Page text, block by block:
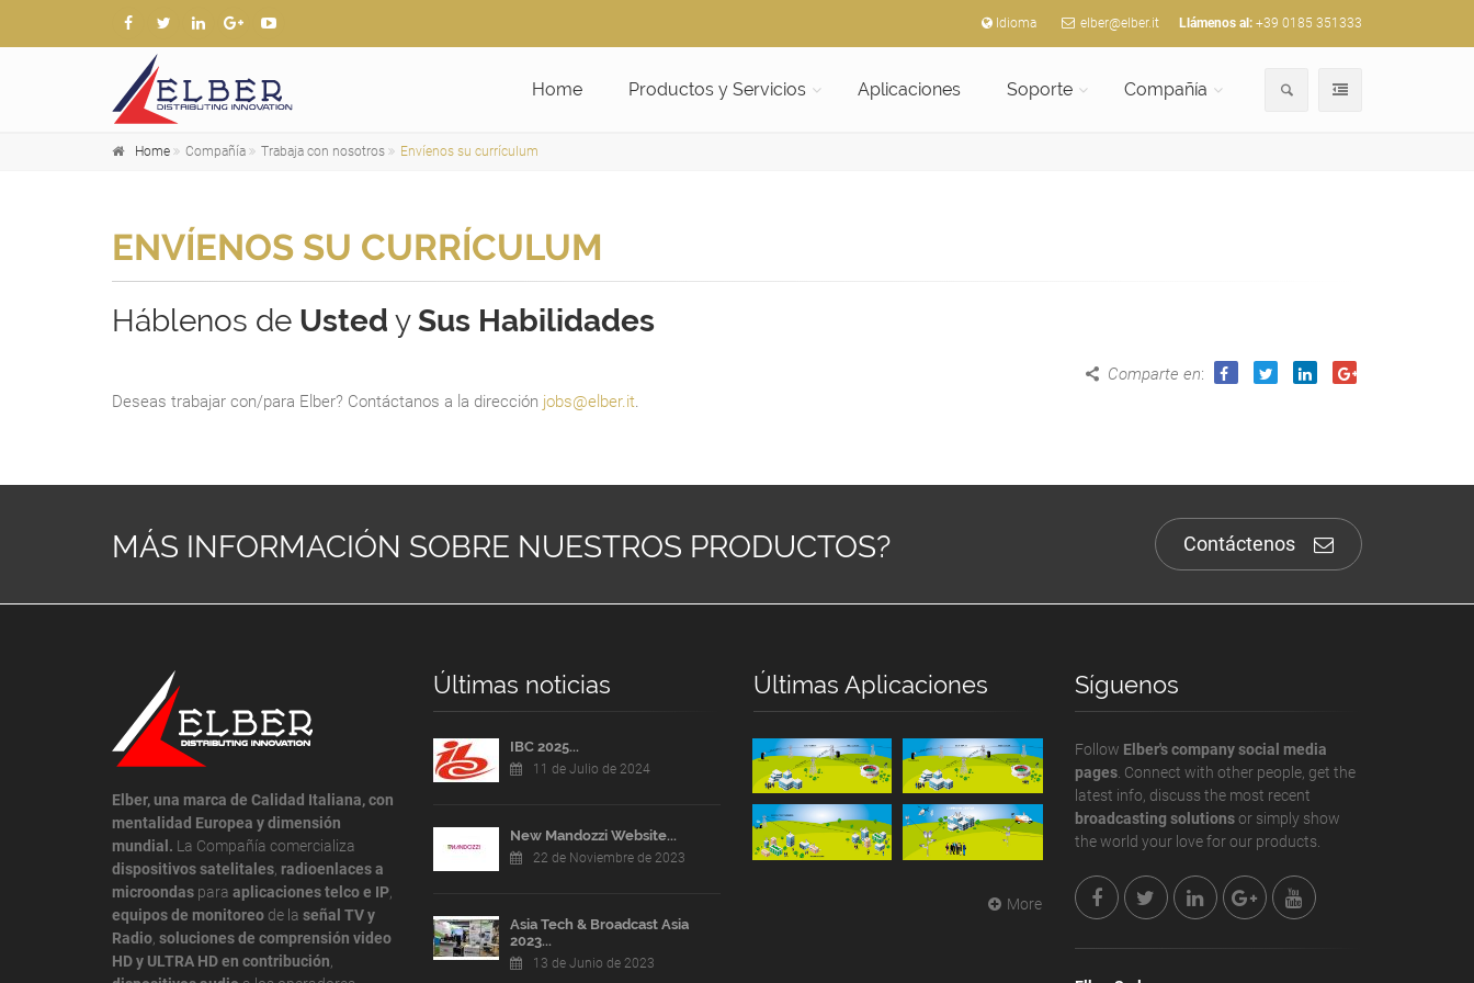
Idioma elber@elber.it Llámenos al: +39 0185 351333
Home Productos y Servicios Aplicaciones Soporte Compañía
Home Compañía Trabaja con nosotros Envíenos su currículum
ENVÍENOS SU CURRÍCULUM
Háblenos de Usted ySus Habilidades
Comparte en:
Deseas trabajar con/para Elber? Contáctanos a la dirección jobs@elber.it.
MÁS INFORMACIÓN SOBRE NUESTROS PRODUCTOS? Contáctenos
Elber, una marca de Calidad Italiana, con
mentalidad Europea y dimensión
mundial. La Compañía comercializa
dispositivos satelitales radioenlaces a
microondas para aplicaciones telco e IP
equipos de monitoreo de la señal TV y
Radio soluciones de comprensión video
HD y ULTRA HD en contribución
Últimas noticias
IBC 2025...
11 de Julio de 2024
New Mandozzi Website...
22 de Noviembre de 2023
Asia Tech & Broadcast Asia
2023...
13 de Junio de 2023
Últimas Aplicaciones
More
Síguenos
Follow Elber's company social media
pages. Connect with other people, get the
latest info, discuss the most recent
broadcasting solutionsor simply show
the world your love for our products.